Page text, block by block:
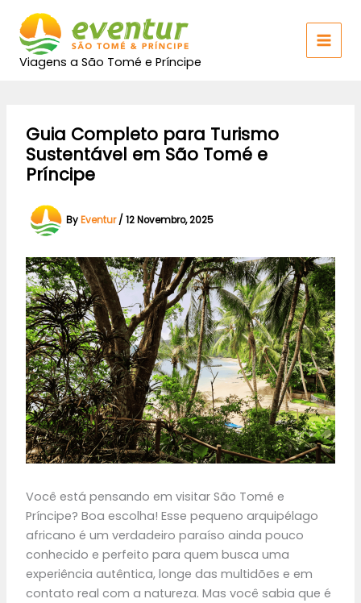
content
Viagens a São Tomé e Príncipe
Guia Completo para Turismo
Sustentável em São Tomé e
Príncipe
ByEventur/ 12 Novembro, 2025
Você está pensando em visitar São Tomé e
Príncipe? Boa escolha! Esse pequeno arquipélago
africano é um verdadeiro paraíso ainda pouco
conhecido e perfeito para quem busca uma
experiência autêntica, longe das multidões e em
contato real com a natureza. Mas você sabia que é